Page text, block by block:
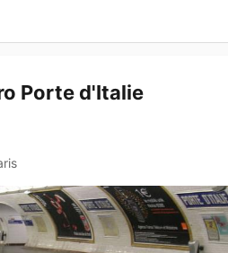
Porte d'Italie